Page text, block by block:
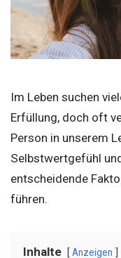
Im Leben suchen
Erfüllung, doch oft
Person in unserem
Selbstwertgefühl
entscheidende
führen.
Inhalte Anzeigen